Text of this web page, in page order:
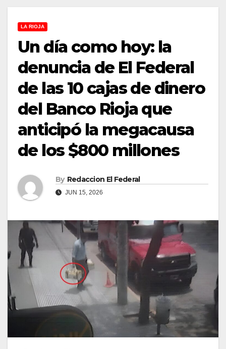
LA RIOJA
Un día como hoy: la
denuncia de El Federal
de las 10 cajas de dinero
del Banco Rioja que
anticipó la megacausa
de los $800 millones
By Redaccion El Federal
JUN 15, 2026